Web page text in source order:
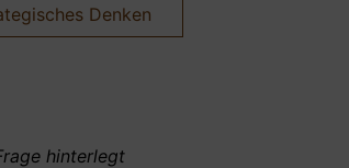
Denken
hinterlegt